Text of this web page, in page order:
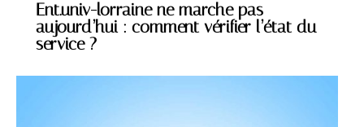
Ent.univ-lorraine ne marche pas
aujourd’hui : comment vérifier l’état du
service ?